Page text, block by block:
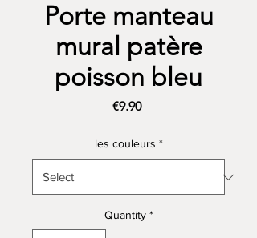
Porte manteau
mural patère
poisson bleu
€9.90Price
les couleurs *
Quantity *